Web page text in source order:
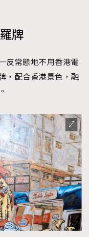
牌
反常態地不用香港電
，配合香港景色，融